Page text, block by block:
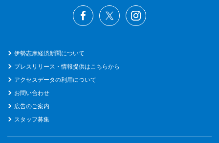
伊勢志摩経済新聞について
プレスリリース・情報提供はこちらから
アクセスデータの利用について
お問い合わせ
広告のご案内
スタッフ募集